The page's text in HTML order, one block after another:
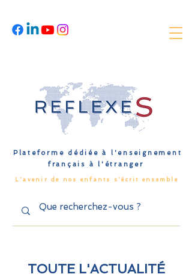
Plateforme dédiée à l'enseignement
français à l'étranger
L'avenir de nos enfants s'écrit ensemble
TOUTE L'ACTUALITÉ